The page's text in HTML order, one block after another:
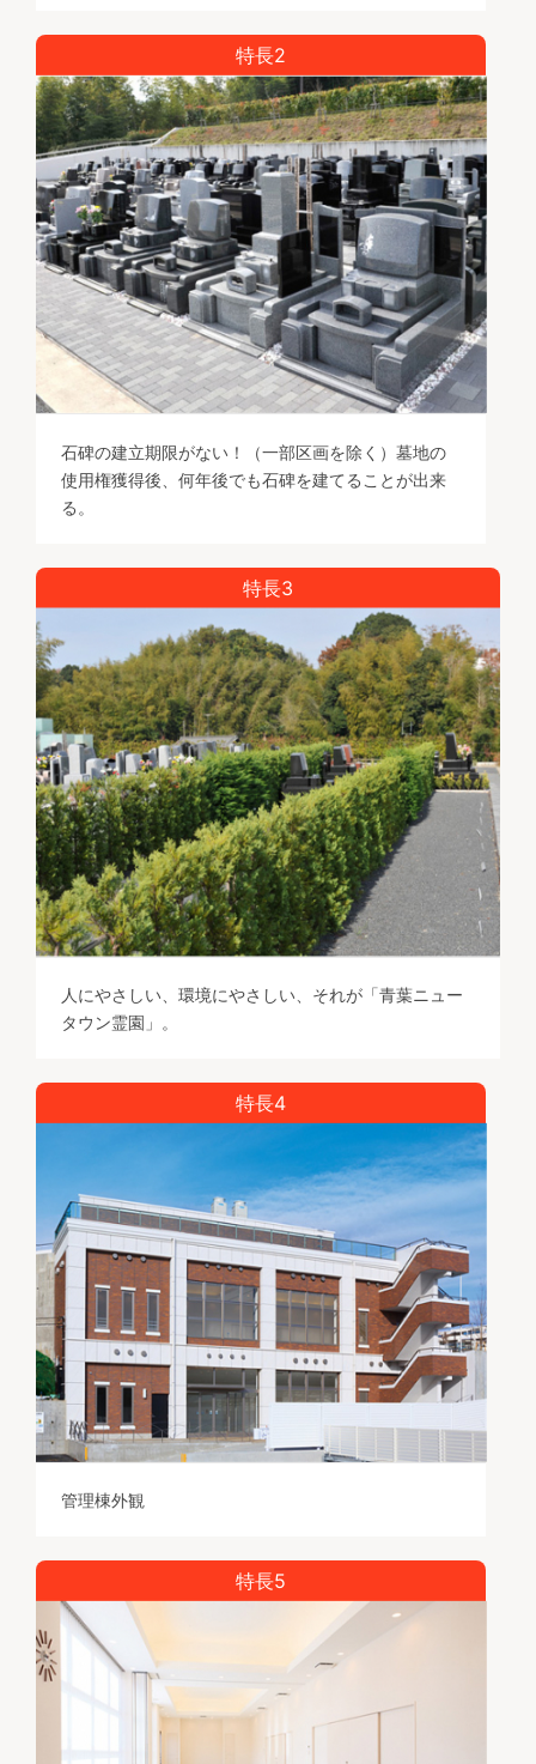
特長2
石碑の建立期限がない！（一部区画を除く）墓地の
使用権獲得後、何年後でも石碑を建てることが出来
る。
特長3
人にやさしい、環境にやさしい、それが「青葉ニュー
タウン霊園」。
特長4
管理棟外観
特長5